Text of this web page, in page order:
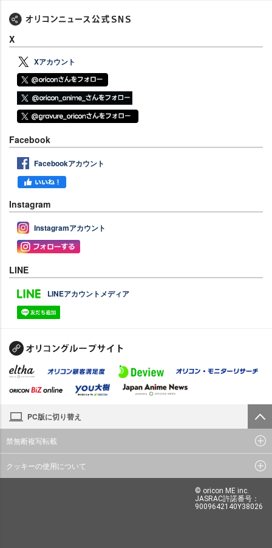
X
Xアカウント
Facebook
Facebookアカウント
Instagram
Instagramアカウント
LINE
LINEアカウントメディア
PC版に切り替え
禁無断複写転載
クッキーの使用について
© oricon ME inc.
JASRAC許諾番号：
9009642140Y38026